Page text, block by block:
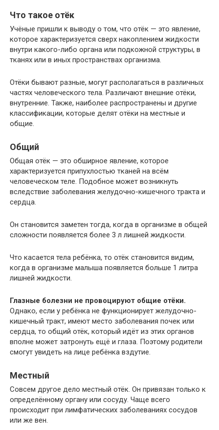
Что такое отёк
Учёные пришли к выводу о том, что отёк — это явление,
которое характеризуется сверх накоплением жидкости
внутри какого-либо органа или подкожной структуры, в
тканях или в иных пространствах организма.
Отёки бывают разные, могут располагаться в различных
частях человеческого тела. Различают внешние отёки,
внутренние. Также, наиболее распространены и другие
классификации, которые делят отёки на местные и
общие.
Общий
Общая отёк — это обширное явление, которое
характеризуется припухлостью тканей на всём
человеческом теле. Подобное может возникнуть
вследствие заболевания желудочно-кишечного тракта и
сердца.
Он становится заметен тогда, когда в организме в общей
сложности появляется более 3 л лишней жидкости.
Что касается тела ребёнка, то отёк становится видим,
когда в организме малыша появляется больше 1 литра
лишней жидкости.
Глазные болезни не провоцируют общие отёки.
Однако, если у ребёнка не функционирует желудочно-
кишечный тракт, имеют место заболевания почек или
сердца, то общий отёк, который идёт из этих органов
вполне может затронуть ещё и глаза. Поэтому родители
смогут увидеть на лице ребёнка вздутие.
Местный
Совсем другое дело местный отёк. Он привязан только к
определённому органу или сосуду. Чаще всего
происходит при лимфатических заболеваниях сосудов
или же вен.